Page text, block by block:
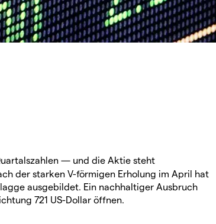
— und die Aktie steht
der starken V-förmigen Erholung im April hat
ausgebildet. Ein nachhaltiger Ausbruch
721 US-Dollar öffnen.